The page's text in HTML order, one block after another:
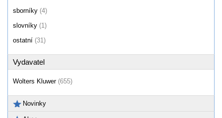
sborníky (4)
slovníky (1)
ostatní (31)
Vydavatel
Wolters Kluwer (655)
Novinky